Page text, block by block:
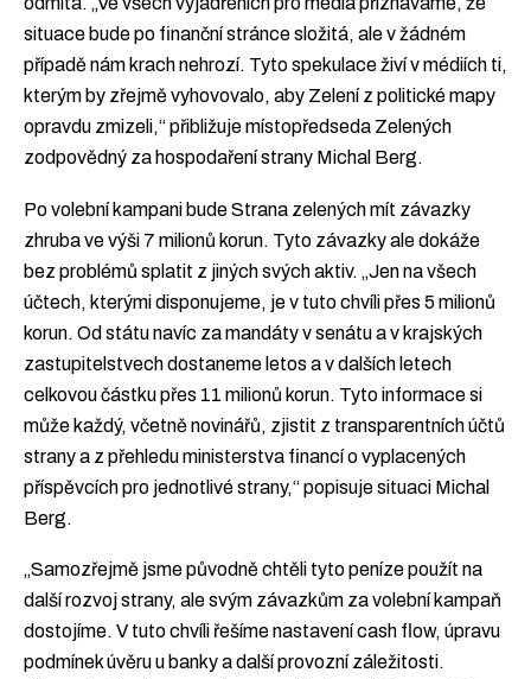
situace bude po finanční stránce složitá, ale v žádném
případě nám krach nehrozí. Tyto spekulace živí v médiích ti,
kterým by zřejmě vyhovovalo, aby Zelení z politické mapy
opravdu zmizeli,“ přibližuje místopředseda Zelených
zodpovědný za hospodaření strany Michal Berg.
Po volební kampani bude Strana zelených mít závazky
zhruba ve výši 7 milionů korun. Tyto závazky ale dokáže
bez problémů splatit z jiných svých aktiv. „Jen na všech
účtech, kterými disponujeme, je v tuto chvíli přes 5 milionů
korun. Od státu navíc za mandáty v senátu a v krajských
zastupitelstvech dostaneme letos a v dalších letech
celkovou částku přes 11 milionů korun. Tyto informace si
může každý, včetně novinářů, zjistit z transparentních účtů
strany a z přehledu ministerstva financí o vyplacených
příspěvcích pro jednotlivé strany,“ popisuje situaci Michal
Berg.
„Samozřejmě jsme původně chtěli tyto peníze použít na
další rozvoj strany, ale svým závazkům za volební kampaň
dostojíme. V tuto chvíli řešíme nastavení cash flow, úpravu
podmínek úvěru u banky a další provozní záležitosti.